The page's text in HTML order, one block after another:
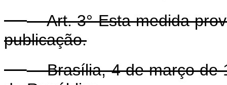
Art. 3° Esta medida
publicação.
Brasília, 4 de março de